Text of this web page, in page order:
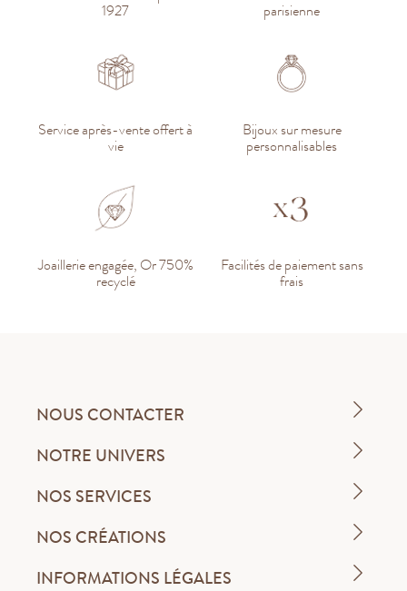
1927 parisienne
Service après-vente offert à
vie
Bijoux sur mesure
personnalisables
Joaillerie engagée, Or 750%
recyclé
Facilités de paiement sans
frais
NOUS CONTACTER
NOTRE UNIVERS
NOS SERVICES
NOS CRÉATIONS
INFORMATIONS LÉGALES